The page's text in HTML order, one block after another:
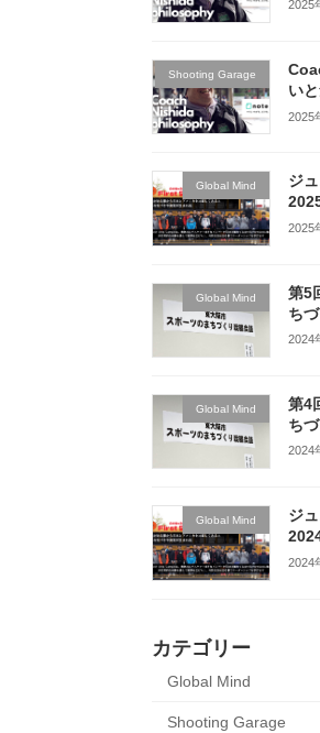
2025
Shooting Garage
い
2025
Global Mind
ジ
2025
Global Mind
第5
ち
2024
Global Mind
第4
ち
2024
Global Mind
ジ
2024
カテゴリー
Global Mind
Shooting Garage